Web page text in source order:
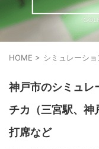
HOME > シミュレーシ
神戸市のシミュレ
チカ（三宮駅、神
打席など